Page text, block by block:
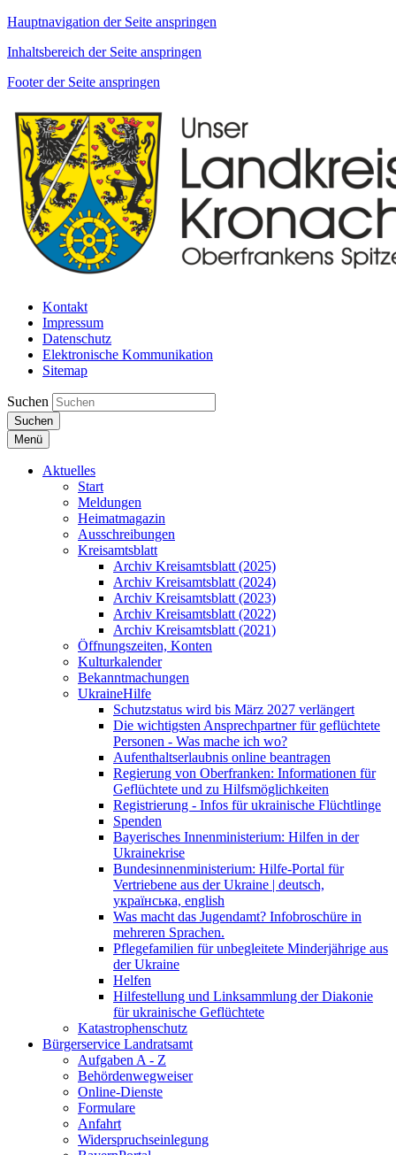
Hauptnavigation der Seite anspringen
Inhaltsbereich der Seite anspringen
Footer der Seite anspringen
Kontakt
Impressum
Datenschutz
Elektronische Kommunikation
Sitemap
Suchen
Suchen
Menü
Aktuelles
Start
Meldungen
Heimatmagazin
Ausschreibungen
Kreisamtsblatt
Archiv Kreisamtsblatt (2025)
Archiv Kreisamtsblatt (2024)
Archiv Kreisamtsblatt (2023)
Archiv Kreisamtsblatt (2022)
Archiv Kreisamtsblatt (2021)
Öffnungszeiten, Konten
Kulturkalender
Bekanntmachungen
UkraineHilfe
Schutzstatus wird bis März 2027 verlängert
Die wichtigsten Ansprechpartner für geflüchtete
Personen - Was mache ich wo?
Aufenthaltserlaubnis online beantragen
Regierung von Oberfranken: Informationen für
Geflüchtete und zu Hilfsmöglichkeiten
Registrierung - Infos für ukrainische Flüchtlinge
Spenden
Bayerisches Innenministerium: Hilfen in der
Ukrainekrise
Bundesinnenministerium: Hilfe-Portal für
Vertriebene aus der Ukraine | deutsch,
українська, english
Was macht das Jugendamt? Infobroschüre in
mehreren Sprachen.
Pflegefamilien für unbegleitete Minderjährige aus
der Ukraine
Helfen
Hilfestellung und Linksammlung der Diakonie
für ukrainische Geflüchtete
Katastrophenschutz
Bürgerservice Landratsamt
Aufgaben A - Z
Behördenwegweiser
Online-Dienste
Formulare
Anfahrt
Widerspruchseinlegung